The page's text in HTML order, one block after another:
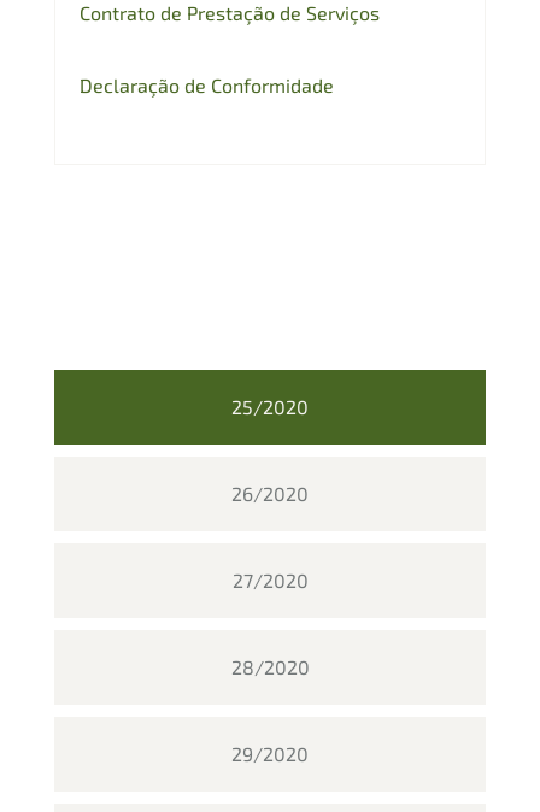
Contrato de Prestação de Serviços
Declaração de Conformidade
25/2020
26/2020
27/2020
28/2020
29/2020